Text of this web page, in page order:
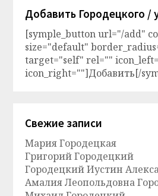
Добавить Городецкого /
[symple_button url="/add"
size="default"
target="self" rel=""
icon_right=""]Добавить[/
Свежие записи
Мария Городецкая
Григорий Городецкий
Городецкий Иустин
Амалия Леопольдовна